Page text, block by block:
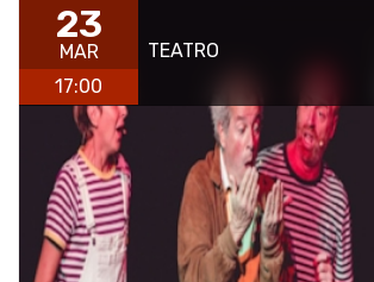
23
MAR
17:00
TEATRO